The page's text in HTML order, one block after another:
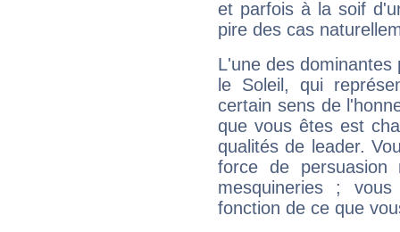
et parfois à la soif
pire des cas
L'une des
le Soleil, qui
certain sens de
que vous êtes est
qualités de leader.
force de
mesquineries ;
fonction de ce que